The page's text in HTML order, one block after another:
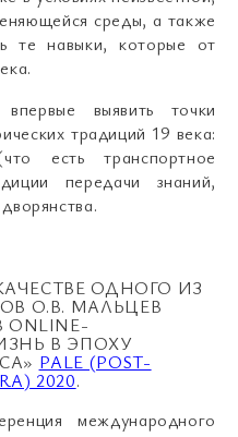
среды, а также
те навыки, которые от
выявить точки
традиций 19 века:
есть транспортное
передачи знаний,
ОДНОГО ИЗ
О.В. МАЛЬЦЕВ
В ЭПОХУ
PALE (POST-
2020.
международного